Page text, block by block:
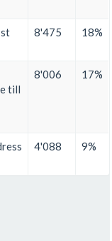
8'475 18%
till
8'006 17%
4'088 9%